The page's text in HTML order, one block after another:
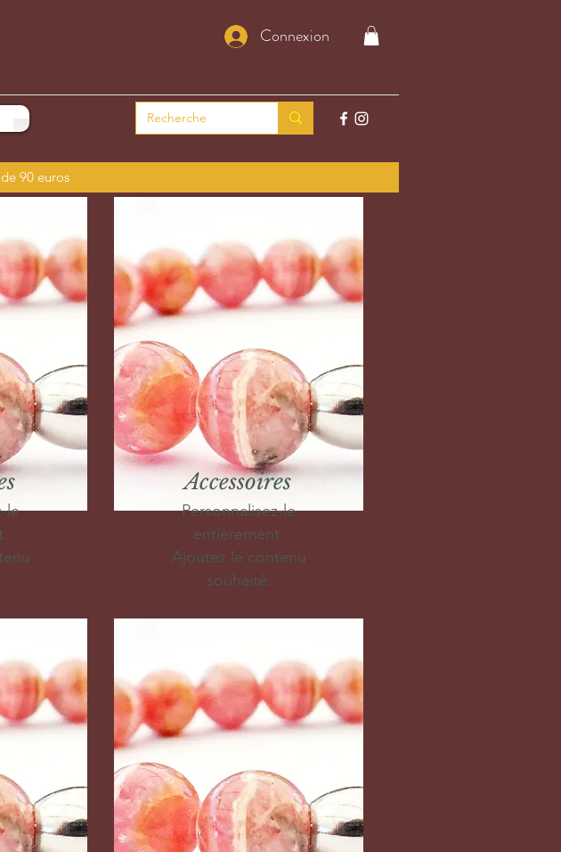
Connexion
90 euros
le
Accessoires
Personnalisez-le
entièrement.
Ajoutez le contenu
souhaité.